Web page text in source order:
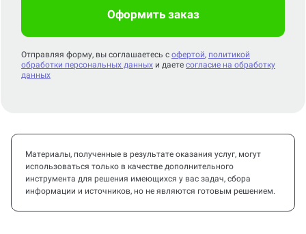
Оформить заказ
Отправляя форму, вы соглашаетесь с офертой политикой
обработки персональных данных и даетесогласие на обработку
данных
Материалы, полученные в результате оказания услуг, могут
использоваться только в качестве дополнительного
инструмента для решения имеющихся у вас задач, сбора
информации и источников, но не являются готовым решением.